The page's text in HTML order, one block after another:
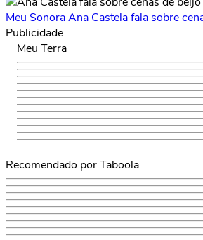
Meu SonoraAna Castela fala sobre
Publicidade
Meu Terra
Recomendado por Taboola